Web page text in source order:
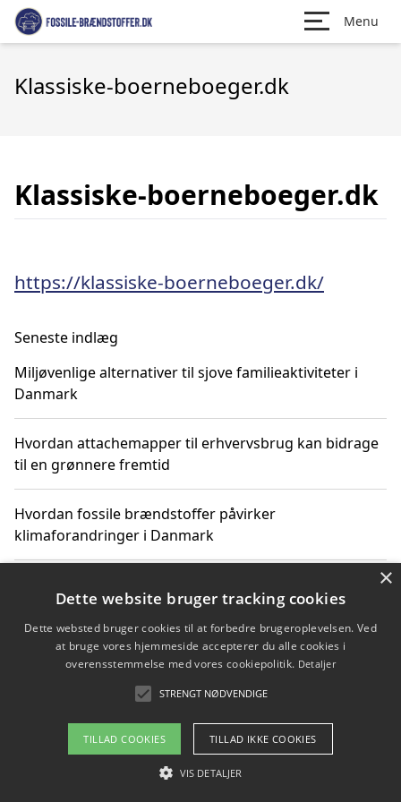
Menu
Klassiske-boerneboeger.dk
Klassiske-boerneboeger.dk
https://klassiske-boerneboeger.dk/
Seneste indlæg
Miljøvenlige alternativer til sjove familieaktiviteter i
Danmark
Hvordan attachemapper til erhvervsbrug kan bidrage
til en grønnere fremtid
Hvordan fossile brændstoffer påvirker
klimaforandringer i Danmark
klimaændringer
Hvordan citater om fossile brændstoffer kan ændre
Copyright 2026 - Pilanto Aps
Om / kontakt
×
Dette website bruger tracking cookies
Dette websted bruger cookies til at forbedre brugeroplevelsen. Ved
at bruge vores hjemmeside accepterer du alle cookies i
overensstemmelse med vores cookiepolitik. Detaljer
STRENGT NØDVENDIGE
TILLAD COOKIES TILLAD IKKE COOKIES
VIS DETALJER